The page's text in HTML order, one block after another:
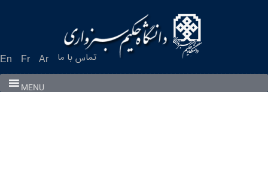
En Fr Ar تماس با ما
MENU